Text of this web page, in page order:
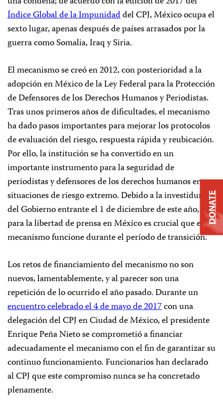
Índice Global de la Impunidaddel CPJ, México ocupa el
sexto lugar, apenas después de países arrasados por la
guerra como Somalia, Iraq y Siria.
El mecanismo se creó en 2012, con posterioridad a la
adopción en México de la Ley Federal para la Protección
de Defensores de los Derechos Humanos y Periodistas.
Tras unos primeros años de dificultades, el mecanismo
ha dado pasos importantes para mejorar los protocolos
de evaluación del riesgo, respuesta rápida y reubicación.
Por ello, la institución se ha convertido en un
importante instrumento para la seguridad de
periodistas y defensores de los derechos humanos en
situaciones de riesgo extremo. Debido a la investidura
del Gobierno entrante el 1 de diciembre de este año,
para la libertad de prensa en México es crucial que el
mecanismo funcione durante el período de transición.
Los retos de financiamiento del mecanismo no son
nuevos, lamentablemente, y al parecer son una
repetición de lo ocurrido el año pasado. Durante un
encuentro celebrado el 4 de mayo de 2017con una
delegación del CPJ en Ciudad de México, el presidente
Enrique Peña Nieto se comprometió a financiar
adecuadamente el mecanismo con el fin de garantizar su
continuo funcionamiento. Funcionarios han declarado
al CPJ que este compromiso nunca se ha concretado
plenamente.
DONATE